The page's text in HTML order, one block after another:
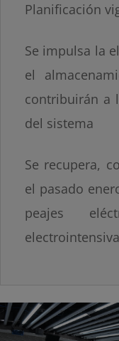
Planificación
Se impulsa la
el
contribuirán a
del sistema
Se recupera,
el pasado
peajes
electrointensiva